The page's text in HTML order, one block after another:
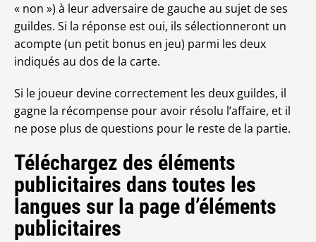
« non ») à leur adversaire de gauche au sujet de ses
guildes. Si la réponse est oui, ils sélectionneront un
acompte (un petit bonus en jeu) parmi les deux
indiqués au dos de la carte.
Si le joueur devine correctement les deux guildes, il
gagne la récompense pour avoir résolu l’affaire, et il
ne pose plus de questions pour le reste de la partie.
Téléchargez des éléments
publicitaires dans toutes les
langues sur la page d’éléments
publicitaires